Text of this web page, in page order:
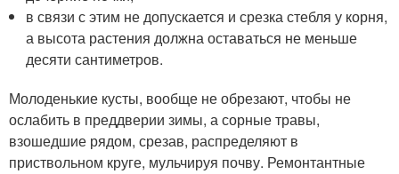
в связи с этим не допускается и срезка стебля у корня,
а высота растения должна оставаться не меньше
десяти сантиметров.
Молоденькие кусты, вообще не обрезают, чтобы не
ослабить в преддверии зимы, а сорные травы,
взошедшие рядом, срезав, распределяют в
приствольном круге, мульчируя почву. Ремонтантные